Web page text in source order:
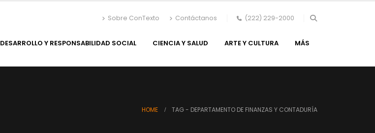
Sobre ConTexto Contáctanos (222) 229-2000
DESARROLLO Y RESPONSABILIDAD SOCIAL CIENCIA Y SALUD ARTE Y CULTURA MÁS
HOME TAG - DEPARTAMENTO DE FINANZAS Y CONTADURÍA